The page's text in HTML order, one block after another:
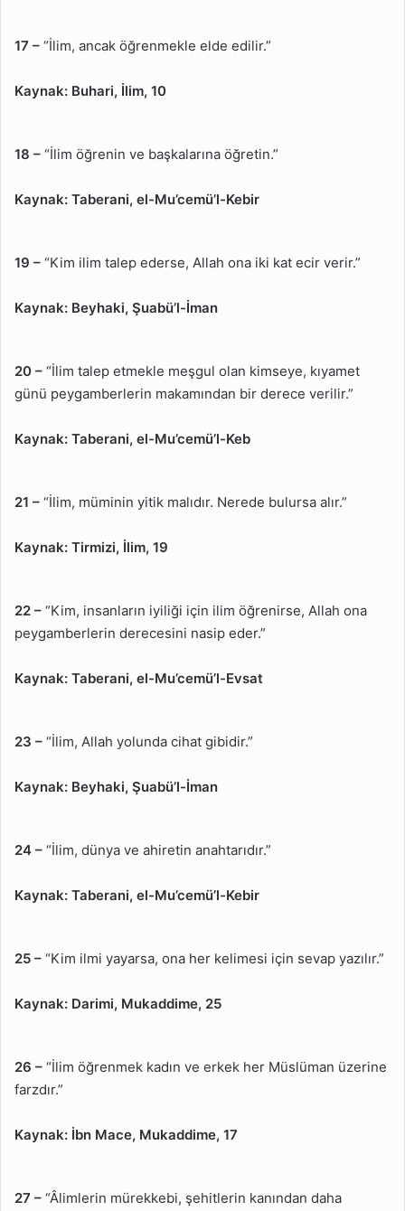
17 – “İlim, ancak öğrenmekle elde edilir.”
Kaynak: Buhari, İlim, 10
18 – “İlim öğrenin ve başkalarına öğretin.”
Kaynak: Taberani, el-Mu’cemü’l-Kebir
19 – “Kim ilim talep ederse, Allah ona iki kat ecir verir.”
Kaynak: Beyhaki, Şuabü’l-İman
20 – “İlim talep etmekle meşgul olan kimseye, kıyamet
günü peygamberlerin makamından bir derece verilir.”
Kaynak: Taberani, el-Mu’cemü’l-Keb
21 – “İlim, müminin yitik malıdır. Nerede bulursa alır.”
Kaynak: Tirmizi, İlim, 19
22 – “Kim, insanların iyiliği için ilim öğrenirse, Allah ona
peygamberlerin derecesini nasip eder.”
Kaynak: Taberani, el-Mu’cemü’l-Evsat
23 – “İlim, Allah yolunda cihat gibidir.”
Kaynak: Beyhaki, Şuabü’l-İman
24 – “İlim, dünya ve ahiretin anahtarıdır.”
Kaynak: Taberani, el-Mu’cemü’l-Kebir
25 – “Kim ilmi yayarsa, ona her kelimesi için sevap yazılır.”
Kaynak: Darimi, Mukaddime, 25
26 – “İlim öğrenmek kadın ve erkek her Müslüman üzerine
farzdır.”
Kaynak: İbn Mace, Mukaddime, 17
27 – “Âlimlerin mürekkebi, şehitlerin kanından daha